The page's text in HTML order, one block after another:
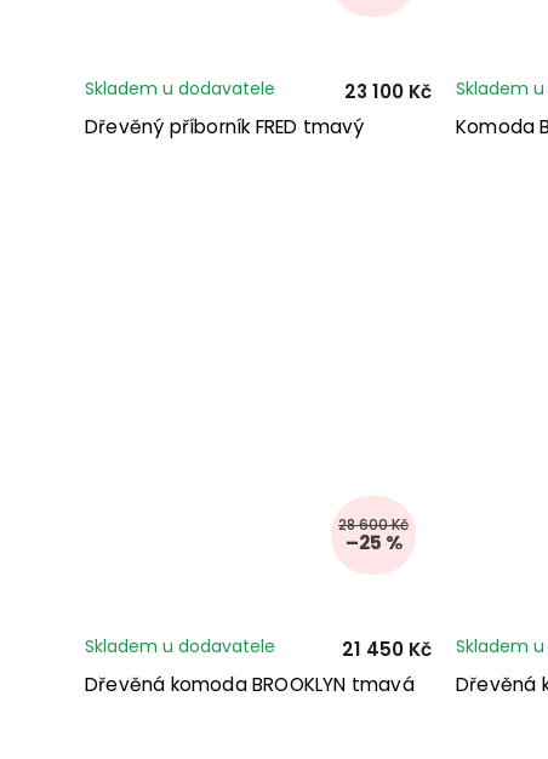
Dřevěný příborník FRED tmavý
Skladem u dodavatele 23 100 Kč
Komoda
Skladem
28 600 Kč
–25 %
Dřevěná komoda BROOKLYN tmavá
Skladem u dodavatele 21 450 Kč
Dřevěná
Skladem